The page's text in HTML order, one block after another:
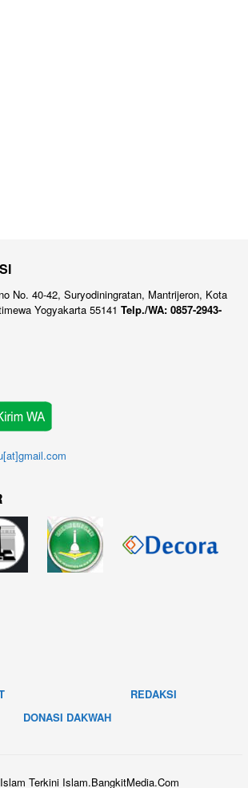
No. 40-42, Suryodiningratan, Mantrijeron, Kota
Yogyakarta 55141 Telp./WA: 0857-2943-
REDAKSI
DONASI DAKWAH
Terkini Islam.BangkitMedia.Com